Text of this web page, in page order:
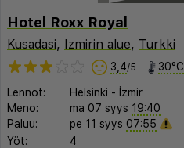
Hotel Roxx Royal
Kusadasi, Izmirin alue, Turkki
3,4/5 30°C
Lennot: Helsinki - İzmir
Meno:
ma 07 syys 19:40
Paluu:
pe 11 syys 07:55
Yöt:
4